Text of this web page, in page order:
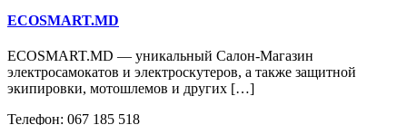
ECOSMART.MD
ECOSMART.MD — уникальный Салон-Магазин
электросамокатов и электроскутеров, а также защитной
экипировки, мотошлемов и других […]
Телефон: 067 185 518